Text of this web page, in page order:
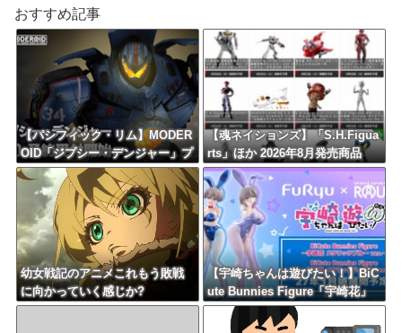
おすすめ記事
【パシフィック・リム】MODER
OID「ジプシー・デンジャー」プ
ラモデル【10日予約開始】
【魂ネイションズ】「S.H.Figua
rts」ほか 2026年8月発売商品
【スケジュール公開】
幼女戦記のアニメこれもう敗戦
に向かっていく感じか?
【宇崎ちゃんは遊びたい！】BiC
ute Bunnies Figure「宇崎花」
「宇崎月」メタリックパープルv
er. プライズフィギュア【ラウン